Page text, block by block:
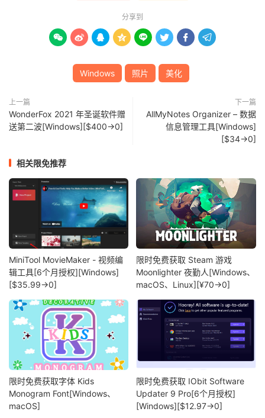
分享到
       
Windows 照片 美化
上一篇
WonderFox 2021 年圣诞软件赠
送第二波[Windows][$400→0]
下一篇
AllMyNotes Organizer – 数据
信息管理工具[Windows]
[$34→0]
相关限免推荐
MiniTool MovieMaker - 视频编
辑工具[6个月授权][Windows]
[$35.99→0]
限时免费获取 Steam 游戏
Moonlighter 夜勤人[Windows、
macOS、Linux][¥70→0]
限时免费获取字体 Kids
Monogram Font[Windows、
macOS]
限时免费获取 IObit Software
Updater 9 Pro[6个月授权]
[Windows][$12.97→0]